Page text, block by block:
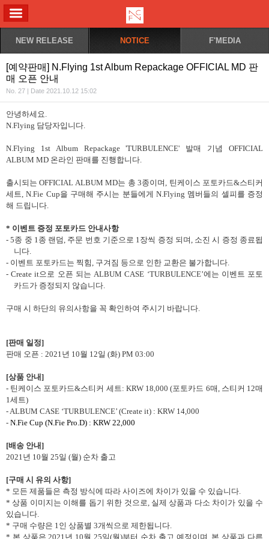
NEW RELEASE NOTICE F'MEDIA
[예약판매] N.Flying 1st Album Repackage OFFICIAL MD 판
매 오픈 안내
No. 27 | Date 2021.10.12 15:02
안녕하세요.
N.Flying 담당자입니다.
N.Flying 1st Album Repackage 'TURBULENCE' 발매 기념OFFICIAL
ALBUM MD 온라인 판매를 진행합니다.
출시되는OFFICIAL ALBUM MD는 총3종이며, 틴케이스 포토카드&스티커
세트, N.Fie Cup을 구매해 주시는 분들에게N.Flying 멤버들의 셀피를 증정
해 드립니다.
* 이벤트 증정 포토카드 안내사항
- 5종 중 1종 랜덤, 주문 번호 기준으로 1장씩 증정 되며, 소진 시 증정 종료됩
니다.
- 이벤트 포토카드는 찍힘, 구겨짐 등으로 인한 교환은 불가합니다.
- Create it으로 오픈 되는 ALBUM CASE ‘TURBULENCE’에는 이벤트 포토
카드가 증정되지 않습니다.
구매 시 하단의 유의사항을 꼭 확인하여 주시기 바랍니다.
[판매 일정]
판매 오픈 : 2021년 10월 12일 (화) PM 03:00
[상품 안내]
- 틴케이스 포토카드&스티커 세트: KRW 18,000 (포토카드 6매, 스티커 12매
1세트)
- ALBUM CASE ‘TURBULENCE’ (Create it) : KRW 14,000
- N.Fie Cup (N.Fie Pro.D) : KRW 22,000
[배송 안내]
2021년 10월 25일 (월) 순차 출고
[구매 시 유의 사항]
* 모든 제품들은 측정 방식에 따라 사이즈에 차이가 있을 수 있습니다.
*상품 이미지는 이해를 돕기 위한 것으로, 실제 상품과 다소 차이가 있을 수
있습니다.
* 구매 수량은 1인 상품별 3개씩으로 제한됩니다.
* 본 상품은2021 년 10월25일(월)부터 순차 출고 예정이며 본 상품과 다른